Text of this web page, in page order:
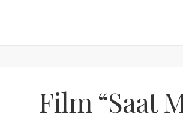
Film “Saat